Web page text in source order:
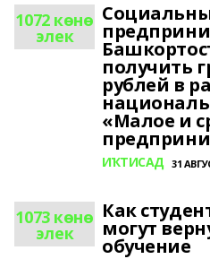
1072 көнө
элек
получить
рублей в
«Малое и
ИҠТИСАД 31
1073 көнө
элек
Как
могут
обучение